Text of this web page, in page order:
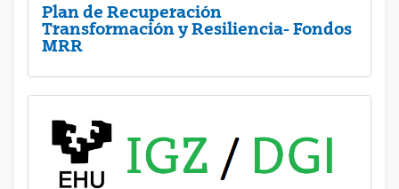
Plan de Recuperación
Transformación y Resiliencia- Fondos
MRR